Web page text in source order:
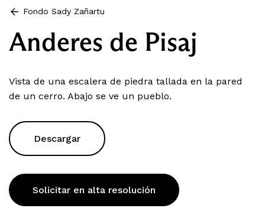
Fondo Sady Zañartu
Anderes de Pisaj
Vista de una escalera de piedra tallada en la pared
de un cerro. Abajo se ve un pueblo.
Descargar
Solicitar en alta resolución